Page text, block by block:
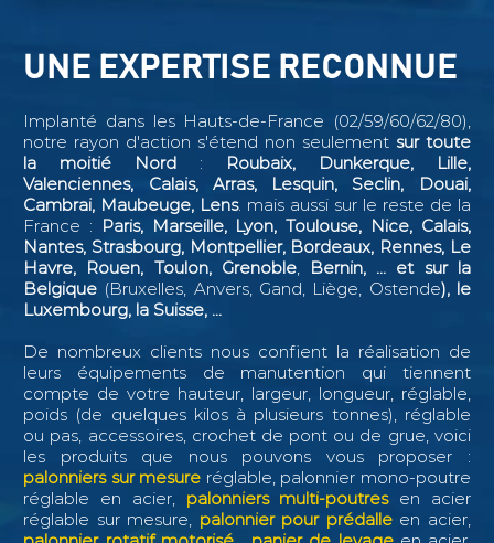
UNE EXPERTISE RECONNUE
Implanté dans les Hauts-de-France (02/59/60/62/80),
notre rayon d'action s'étend non seulementsur toute
la moitié Nord :
Roubaix, Dunkerque, Lille,
Valenciennes, Calais, Arras, Lesquin, Seclin,
Douai,
Cambrai, Maubeuge, Lens. mais aussi sur le reste de la
France : Paris, Marseille, Lyon, Toulouse, Nice, Calais,
Nantes, Strasbourg, Montpellier, Bordeaux, Rennes, Le
Havre, Rouen, Toulon, Grenoble, Bernin, ... et sur la
Belgique (Bruxelles, Anvers, Gand, Liège, Ostende), le
Luxembourg, la Suisse, ...
De nombreux clients nous confient la réalisation de
leurs équipements de manutention qui tiennent
compte de votre hauteur, largeur, longueur, réglable,
poids (de quelques kilos à plusieurs tonnes), réglable
ou pas, accessoires, crochet de pont ou de grue, voici
les produits que nous pouvons vous proposer :
palonniers sur mesure réglable, palonnier mono-poutre
réglable en acier,palonniers multi-poutres en acier
réglable sur mesure, palonnier pour prédalle en acier,